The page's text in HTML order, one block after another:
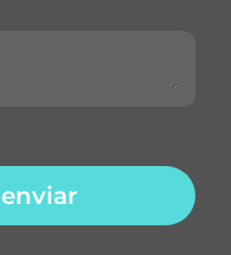
enviar